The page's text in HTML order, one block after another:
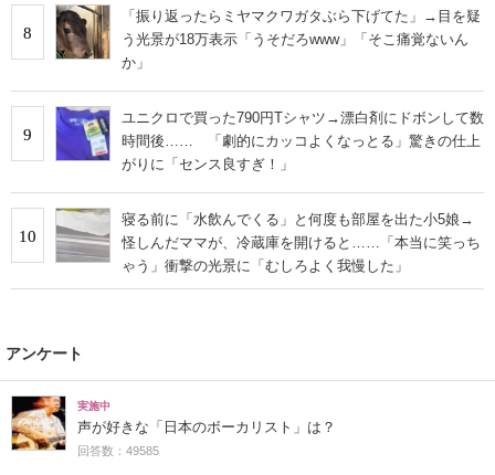
8
「振り返ったらミヤマクワガタぶら下げてた」→目を疑
う光景が18万表示「うそだろwww」「そこ痛覚ないん
か」
9
ユニクロで買った790円Tシャツ→漂白剤にドボンして数
時間後…… 「劇的にカッコよくなっとる」驚きの仕上
がりに「センス良すぎ！」
10
寝る前に「水飲んでくる」と何度も部屋を出た小5娘→
怪しんだママが、冷蔵庫を開けると……「本当に笑っち
ゃう」衝撃の光景に「むしろよく我慢した」
アンケート
実施中
声が好きな「日本のボーカリスト」は？
回答数：49585